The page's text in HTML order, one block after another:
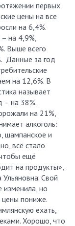
первых
цены на все
на 6,4%.
на 4,9%,
Выше всего
Данные за год
на 12,6%. В
называет
– на 38%.
на 21%,
алкоголь:
шампанское и
всё стало
ещё
на продукты»,
Свой
но
цены пониже.
ехать,
Хорошо, что